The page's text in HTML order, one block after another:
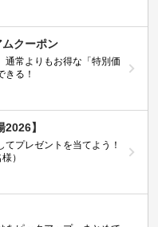
クーポン
常よりもお得な「特別価
きる！
2026】
プレゼントを当てよう！
）